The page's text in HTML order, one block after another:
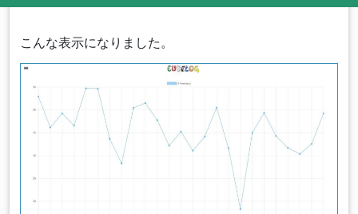
こんな表示になりました。